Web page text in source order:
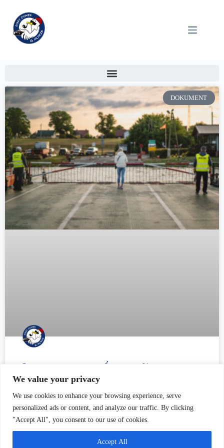
We value your privacy
We use cookies to enhance your browsing experience, serve
personalized ads or content, and analyze our traffic. By clicking
"Accept All", you consent to our use of cookies.
Accept All
DOKUMENT
Przeprawa promowa Świbno – Mikoszewo
Każdego roku, na początku długiego majowego weekendu,
Mikoszewo. Kiedyś funkcjonalne połączenie dwóch
miejscowości oraz istotny element lokalnej infrastruktury, a